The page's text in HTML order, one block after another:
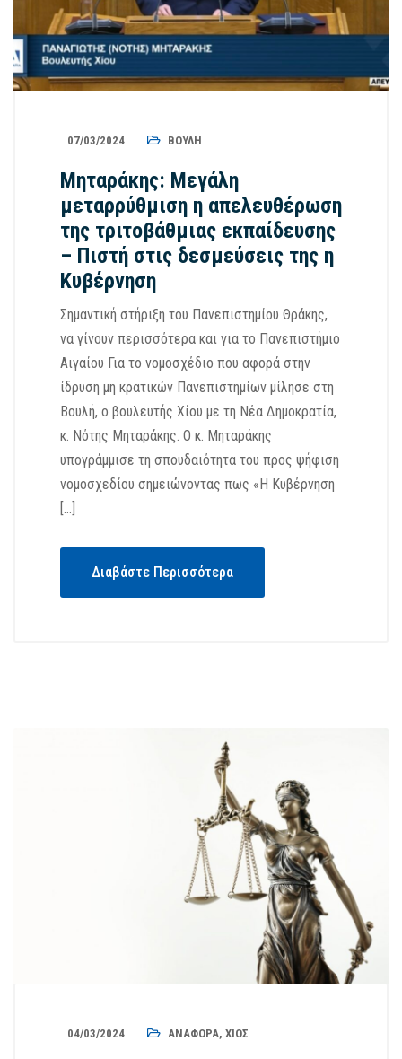
07/03/2024 ΒΟΥΛΉ
Μηταράκης: Μεγάλη
μεταρρύθμιση η απελευθέρωση
της τριτοβάθμιας εκπαίδευσης
– Πιστή στις δεσμεύσεις της η
Κυβέρνηση
Σημαντική στήριξη του Πανεπιστημίου Θράκης,
να γίνουν περισσότερα και για το Πανεπιστήμιο
Αιγαίου Για το νομοσχέδιο που αφορά στην
ίδρυση μη κρατικών Πανεπιστημίων μίλησε στη
Βουλή, ο βουλευτής Χίου με τη Νέα Δημοκρατία,
κ. Νότης Μηταράκης. Ο κ. Μηταράκης
υπογράμμισε τη σπουδαιότητα του προς ψήφιση
νομοσχεδίου σημειώνοντας πως «Η Κυβέρνηση
[…]
Διαβάστε Περισσότερα
04/03/2024 ΑΝΑΦΟΡΆ, ΧΊΟΣ